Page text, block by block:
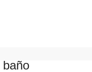
baño